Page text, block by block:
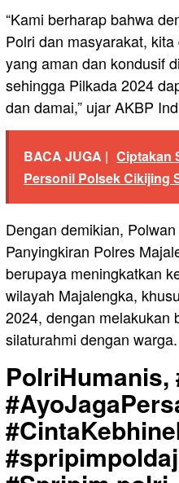
“Kami berharap bahwa
Polri dan masyarakat,
yang aman dan kondusif
sehingga Pilkada 2024
dan damai,” ujar AKBP
BACA JUGA | Ciptakan
Personil Polsek Cikijing
Dengan demikian,
Panyingkiran Polres
berupaya meningkatkan
wilayah Majalengka,
2024, dengan melakukan
silaturahmi dengan